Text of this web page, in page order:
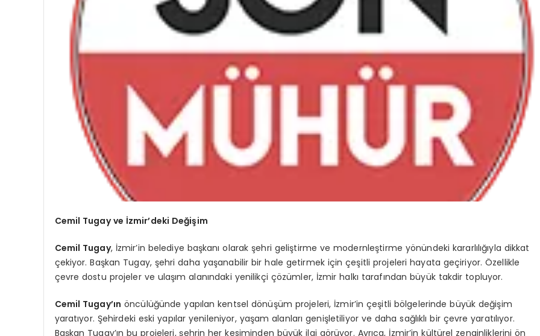
Cemil Tugay ve İzmir’deki Değişim
Cemil Tugay, İzmir’in belediye başkanı olarak şehri geliştirme ve modernleştirme yönündeki kararlılığıyla dikkat
çekiyor. Başkan Tugay, şehri daha yaşanabilir bir hale getirmek için çeşitli projeleri hayata geçiriyor. Özellikle
çevre dostu projeler ve ulaşım alanındaki yenilikçi çözümler, İzmir halkı tarafından büyük takdir topluyor.
Cemil Tugay’ın öncülüğünde yapılan kentsel dönüşüm projeleri, İzmir’in çeşitli bölgelerinde büyük değişim
yaratıyor. Şehirdeki eski yapılar yenileniyor, yaşam alanları genişletiliyor ve daha sağlıklı bir çevre yaratılıyor.
Başkan Tugay’ın bu projeleri, şehrin her kesiminden büyük ilgi görüyor. Ayrıca, İzmir’in kültürel zenginliklerini ön